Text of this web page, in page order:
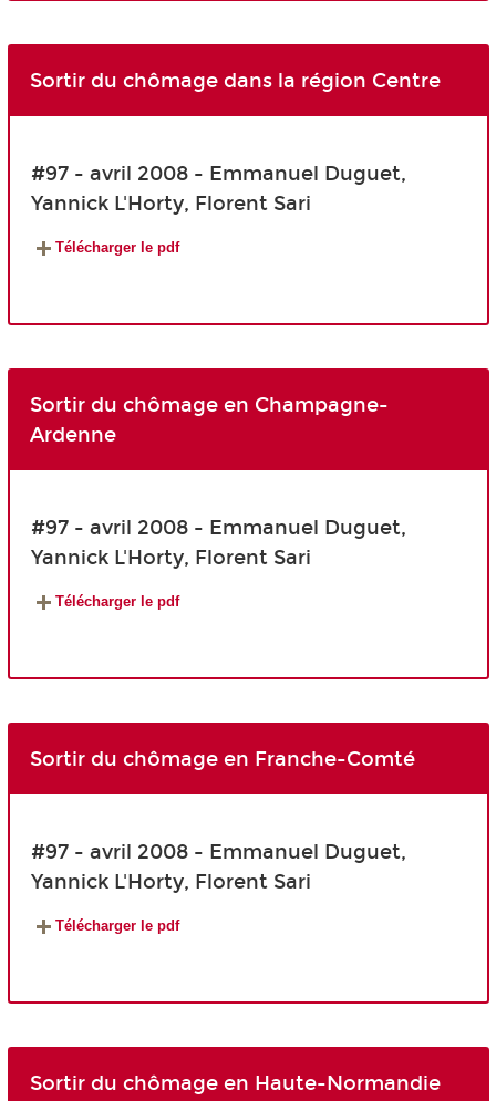
Sortir du chômage dans la région Centre
#97 - avril 2008 - Emmanuel Duguet,
Yannick L'Horty, Florent Sari
Télécharger le pdf
Sortir du chômage en Champagne-
Ardenne
#97 - avril 2008 - Emmanuel Duguet,
Yannick L'Horty, Florent Sari
Télécharger le pdf
Sortir du chômage en Franche-Comté
#97 - avril 2008 - Emmanuel Duguet,
Yannick L'Horty, Florent Sari
Télécharger le pdf
Sortir du chômage en Haute-Normandie